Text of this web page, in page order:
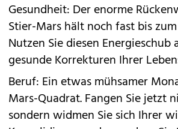
Gesundheit: Der enorme
Stier-Mars hält noch fast bis
Nutzen Sie diesen Energieschub
gesunde Korrekturen Ihrer
Beruf: Ein etwas mühsamer
Mars-Quadrat. Fangen Sie jetzt
sondern widmen Sie sich Ihrer